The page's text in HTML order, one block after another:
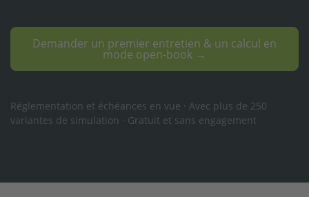
Demander un premier entretien & un calcul en
mode open-book →
Réglementation et échéances en vue · Avec plus de 250
variantes de simulation · Gratuit et sans engagement